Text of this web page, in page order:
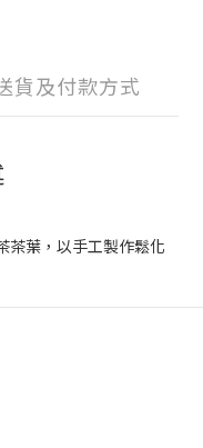
貨及付款方式
茶葉，以手工製作鬆化